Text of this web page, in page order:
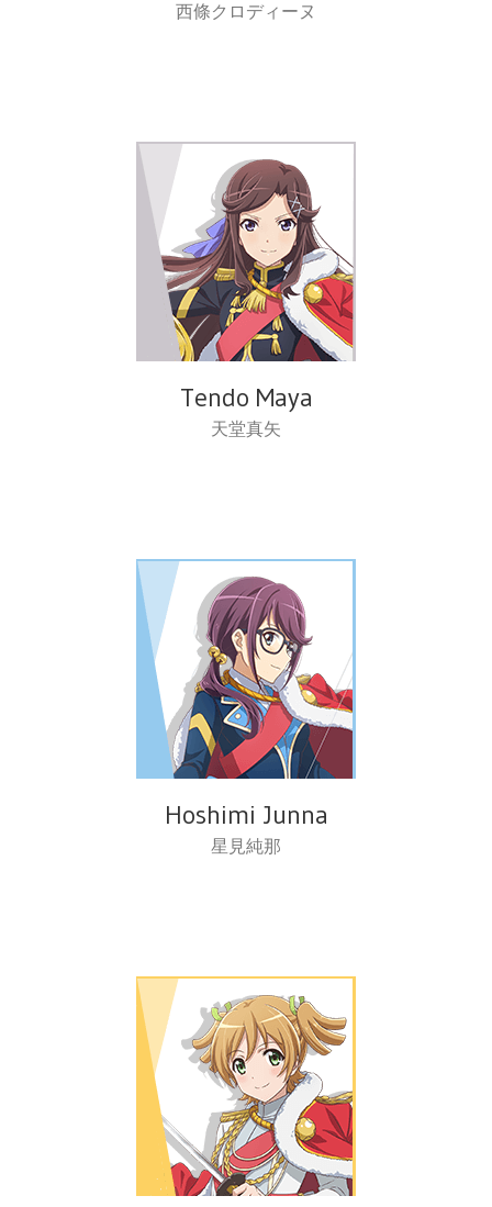
西條クロディーヌ
Tendo Maya
天堂真矢
Hoshimi Junna
星見純那